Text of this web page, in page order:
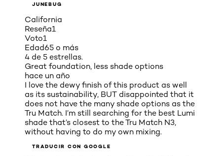
JUNEBUG
California
Reseña1
Voto1
Edad65 o más
4 de 5 estrellas.
Great foundation, less shade options
hace un año
I love the dewy finish of this product as well
as its sustainability, BUT disappointed that it
does not have the many shade options as the
Tru Match. I’m still searching for the best Lumi
shade that’s closest to the Tru Match N3,
without having to do my own mixing.
TRADUCIR CON GOOGLE